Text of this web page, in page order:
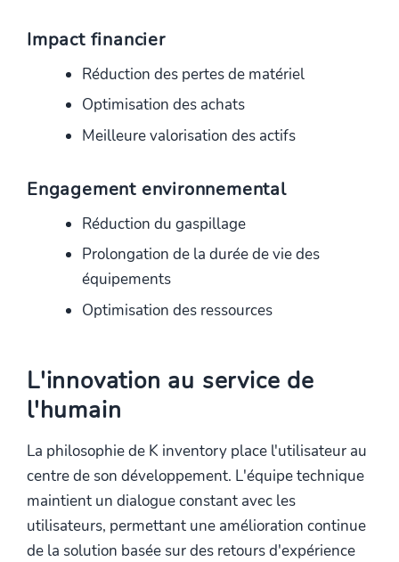
Impact financier
Réduction des pertes de matériel
Optimisation des achats
Meilleure valorisation des actifs
Engagement environnemental
Réduction du gaspillage
Prolongation de la durée de vie des
équipements
Optimisation des ressources
L'innovation au service de
l'humain
La philosophie de K inventory place l'utilisateur au
centre de son développement. L'équipe technique
maintient un dialogue constant avec les
utilisateurs, permettant une amélioration continue
de la solution basée sur des retours d'expérience